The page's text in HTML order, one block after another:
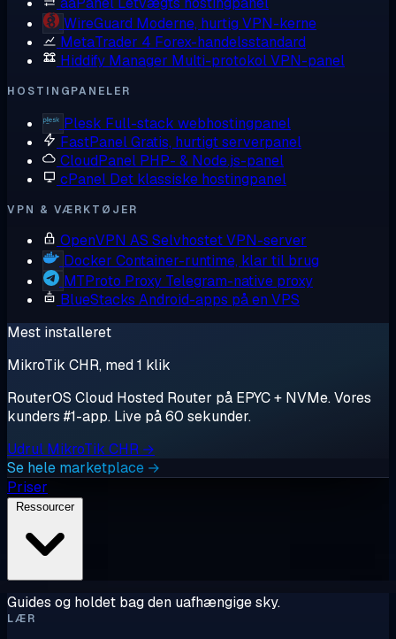
WireGuard Moderne, hurtig VPN-kerne
MetaTrader 4 Forex-handelsstandard
Hiddify Manager Multi-protokol VPN-panel
HOSTINGPANELER
Plesk Full-stack webhostingpanel
FastPanelGratis, hurtigt serverpanel
CloudPanel PHP- & Node.js-panel
cPanel Det klassiske hostingpanel
VPN & VÆRKTØJER
OpenVPN AS Selvhostet VPN-server
Docker Container-runtime, klar til brug
MTProto Proxy Telegram-native proxy
BlueStacks Android-apps på en VPS
Mest installeret
MikroTik CHR, med 1 klik
RouterOS Cloud Hosted Router på EPYC + NVMe. Vores
kunders #1-app. Live på 60 sekunder.
Udrul MikroTik CHR →
Se hele marketplace →
Priser
Ressourcer
Guides og holdet bag den uafhængige sky.
LÆR